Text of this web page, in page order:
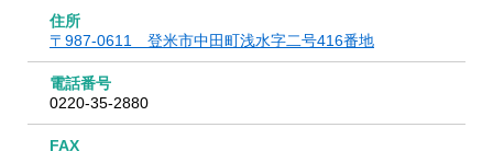
住所
〒987-0611 登米市中田町浅水字二号416番地
電話番号
0220-35-2880
FAX